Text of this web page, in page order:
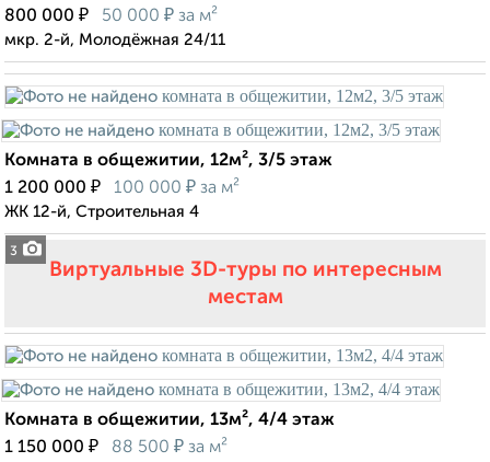
800 000 ₽ 50 000 ₽ за м²
мкр. 2-й, Молодёжная 24/11
3
Комната в общежитии, 12м², 3/5 этаж
1 200 000 ₽ 100 000 ₽ за м²
ЖК 12-й, Строительная 4
Виртуальные 3D-туры по интересным
местам
Комната в общежитии, 13м², 4/4 этаж
1 150 000 ₽ 88 500 ₽ за м²